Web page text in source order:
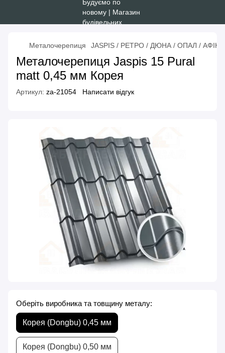
Металочерепиця JASPIS / РЕТРО / ДЮНА / ОПАЛ / АФІНА
Металочерепиця Jaspis 15 Pural
matt 0,45 мм Корея
Артикул: za-21054 Написати відгук
Оберіть виробника та товщину металу:
Корея (Dongbu) 0,45 мм
Корея (Dongbu) 0,50 мм